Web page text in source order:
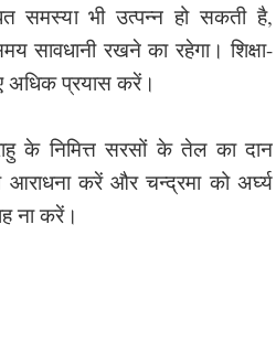
समस्या भी उत्पन्न हो सकती है,
सावधानी रखने का रहेगा। शिक्षा-
अधिक प्रयास करें।
के निमित्त सरसों के तेल का दान
करें और चन्द्रमा को अर्घ्य
ना करें।